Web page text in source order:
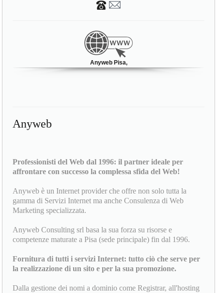
Anyweb Pisa,
Anyweb
Professionisti del Web dal 1996: il partner ideale per
affrontare con successo la complessa sfida del Web!
Anyweb è un Internet provider che offre non solo tutta la
gamma di Servizi Internet ma anche Consulenza di Web
Marketing specializzata.
Anyweb Consulting srl basa la sua forza su risorse e
competenze maturate a Pisa (sede principale) fin dal 1996.
Fornitura di tutti i servizi Internet: tutto ciò che serve per
la realizzazione di un sito e per la sua promozione.
Dalla gestione dei nomi a dominio come Registrar, all'hosting